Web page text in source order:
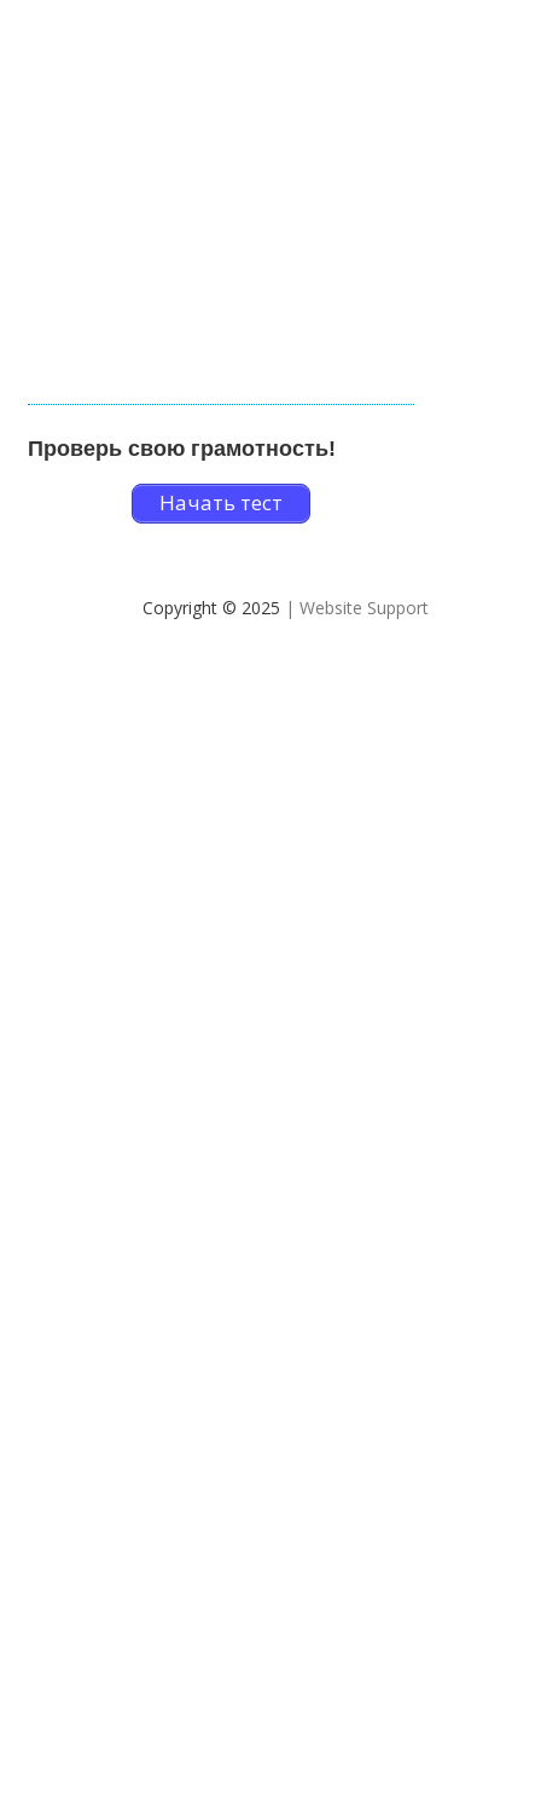
Проверь свою грамотность!
Начать тест
Copyright © 2025 | Website Support